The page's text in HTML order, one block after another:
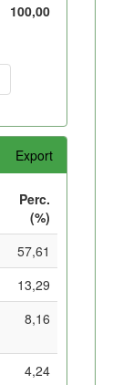
100,00
Export
Perc.
(%)
57,61
13,29
8,16
4,24